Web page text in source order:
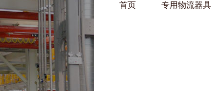
首页 专用物流器具
HULUWAIN葫芦娃下载最污架
变速箱托盘 保险杠料架
手推车
隐藏式马桶水箱支架
汽车行业